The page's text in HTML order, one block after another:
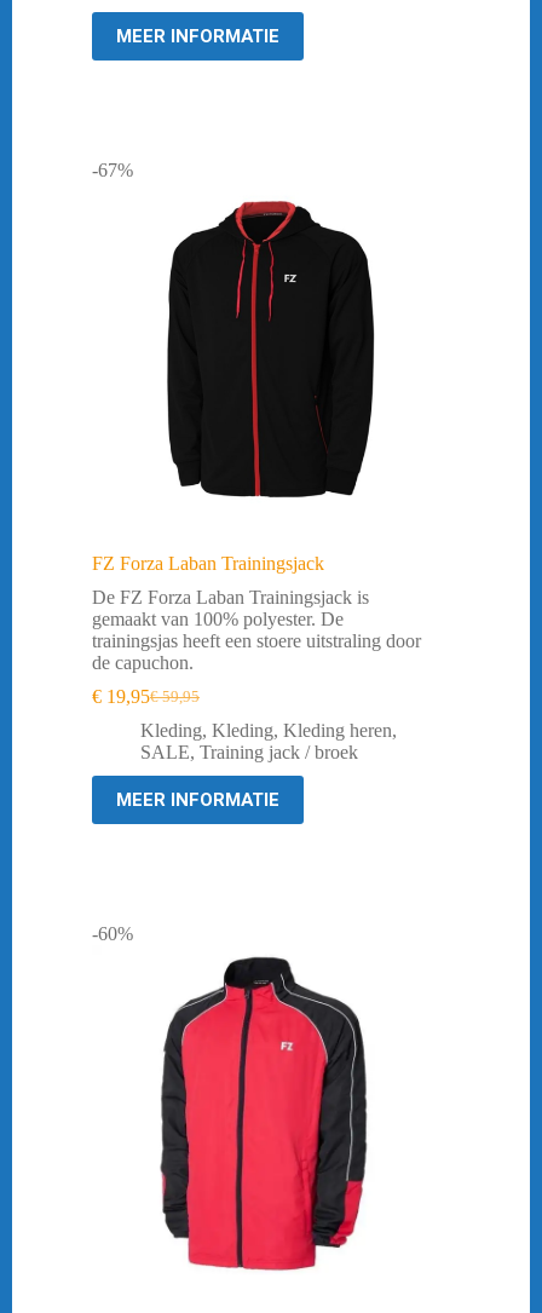
MEER INFORMATIE
-67%
FZ Forza Laban Trainingsjack
De FZ Forza Laban Trainingsjack is
gemaakt van 100% polyester. De
trainingsjas heeft een stoere uitstraling door
de capuchon.
€59,95
Oorspronkelijke
prijs
was:
€ 59,95.
€ 19,95Huidige
prijs
is:
€ 19,95.
Kleding, Kleding, Kleding heren,
SALE, Training jack / broek
MEER INFORMATIE
-60%